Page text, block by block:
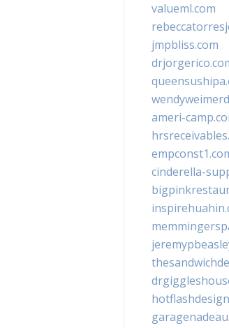
valueml.com
jmpbliss.com
ameri-
cinderella-